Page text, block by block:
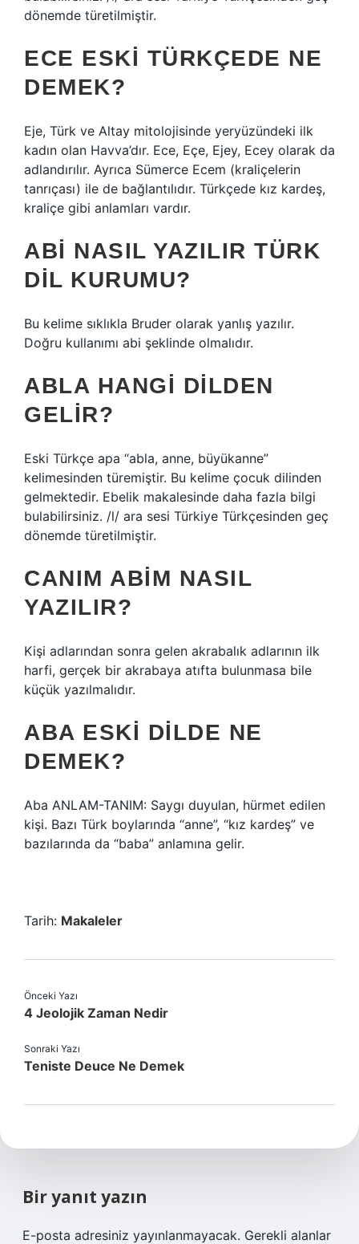
dönemde türetilmiştir.
ECE ESKI TÜRKÇEDE NE
DEMEK?
Eje, Türk ve Altay mitolojisinde yeryüzündeki ilk
kadın olan Havva’dır. Ece, Eçe, Ejey, Ecey olarak da
adlandırılır. Ayrıca Sümerce Ecem (kraliçelerin
tanrıçası) ile de bağlantılıdır. Türkçede kız kardeş,
kraliçe gibi anlamları vardır.
ABI NASIL YAZILIR TÜRK
DIL KURUMU?
Bu kelime sıklıkla Bruder olarak yanlış yazılır.
Doğru kullanımı abi şeklinde olmalıdır.
ABLA HANGI DILDEN
GELIR?
Eski Türkçe apa “abla, anne, büyükanne”
kelimesinden türemiştir. Bu kelime çocuk dilinden
gelmektedir. Ebelik makalesinde daha fazla bilgi
bulabilirsiniz. /l/ ara sesi Türkiye Türkçesinden geç
dönemde türetilmiştir.
CANIM ABIM NASIL
YAZILIR?
Kişi adlarından sonra gelen akrabalık adlarının ilk
harfi, gerçek bir akrabaya atıfta bulunmasa bile
küçük yazılmalıdır.
ABA ESKI DILDE NE
DEMEK?
Aba ANLAM-TANIM: Saygı duyulan, hürmet edilen
kişi. Bazı Türk boylarında “anne”, “kız kardeş” ve
bazılarında da “baba” anlamına gelir.
Tarih: Makaleler
Önceki Yazı
4 Jeolojik Zaman Nedir
Sonraki Yazı
Teniste Deuce Ne Demek
Bir yanıt yazın
E-posta adresiniz yayınlanmayacak. Gerekli alanlar